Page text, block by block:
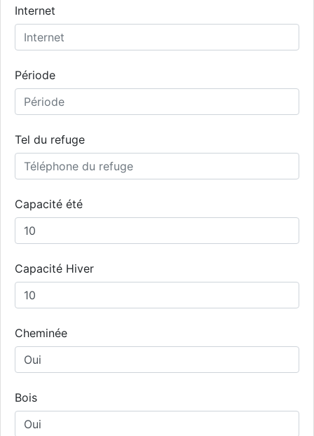
Internet
Période
Tel du refuge
Capacité été
Capacité Hiver
Cheminée
Bois